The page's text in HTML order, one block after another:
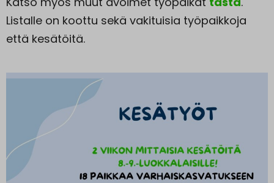
Listalle on koottu sekä vakituisia työpaikkoja
että kesätöitä.